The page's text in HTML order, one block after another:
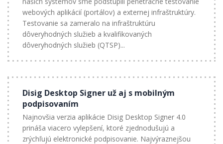
webových aplikácií (portálov) a externej infraštruktúry.
Testovanie sa zameralo na infraštruktúru
dôveryhodných služieb a kvalifikovaných
dôveryhodných služieb (QTSP)...
Disig Desktop Signer už aj s mobilným
podpisovaním
Najnovšia verzia aplikácie Disig Desktop Signer 4.0
prináša viacero vylepšení, ktoré zjednodušujú a
zrýchľujú elektronické podpisovanie. Najvýraznejšou